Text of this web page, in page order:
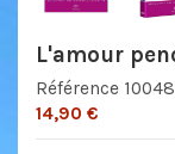
L'amour
Référence
14,90 €